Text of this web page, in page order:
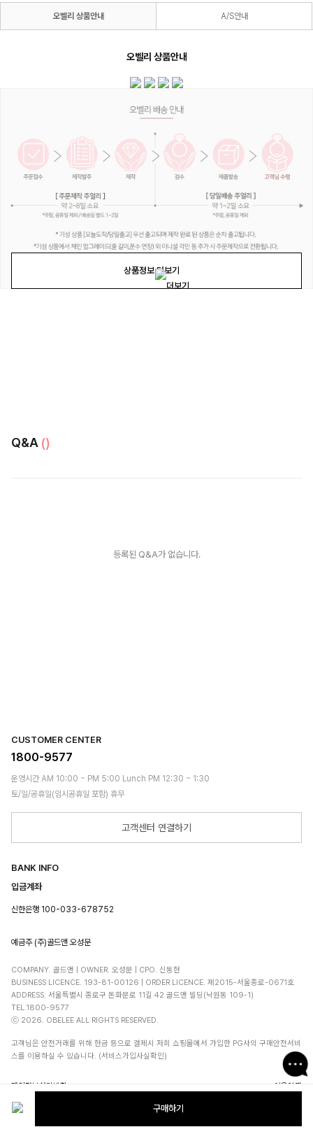
구매하기
상품정보 더보기
오벨리 상품안내 A/S안내
오벨리 상품안내
Q&A ()
등록된 Q&A가 없습니다.
CUSTOMER CENTER
1800-9577
운영시간 AM 10:00 ~ PM 5:00 Lunch PM 12:30 ~ 1:30
토/일/공휴일(임시공휴일 포함) 휴무
고객센터 연결하기
BANK INFO
입금계좌
신한은행 100-033-678752
예금주 (주)골드앤 오성문
COMPANY. 골드앤 | OWNER. 오성문 | CPO. 신동현
BUSINESS LICENCE. 193-81-00126 | ORDER LICENCE. 제2015-서울종로-0671호
ADDRESS. 서울특별시 종로구 돈화문로 11길 42 골드앤 빌딩(낙원동 109-1)
TEL.1800-9577
ⓒ 2026. OBELEE ALL RIGHTS RESERVED.
고객님은 안전거래를 위해 현금 등으로 결제시 저희 쇼핑몰에서 가입한 PG사의 구매안전서비
스를 이용하실 수 있습니다. (서비스가입사실확인)
개인정보처리방침 이용약관